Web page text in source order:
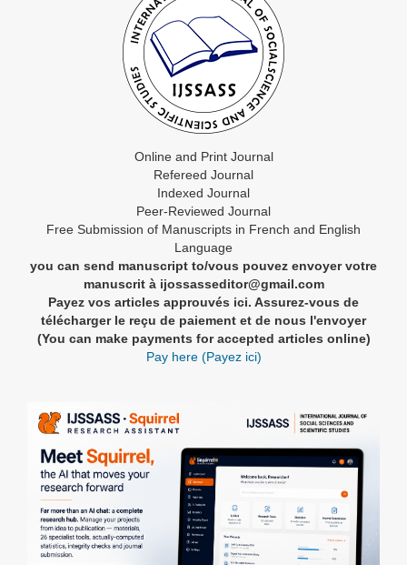
Online and Print Journal
Refereed Journal
Indexed Journal
Peer-Reviewed Journal
Free Submission of Manuscripts in French and English
Language
you can send manuscript to/vous pouvez envoyer votre
manuscrit à ijossasseditor@gmail.com
Payez vos articles approuvés ici. Assurez-vous de
télécharger le reçu de paiement et de nous l'envoyer
(You can make payments for accepted articles online)
Pay here (Payez ici)